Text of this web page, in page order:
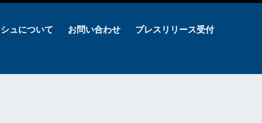
ュについて お問い合わせ プレスリリース受付